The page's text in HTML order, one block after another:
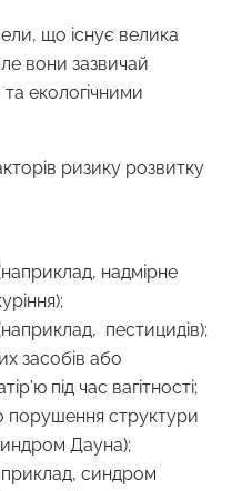
що існує велика
вони зазвичай
екологічними
ризику розвитку
надмірне
пестицидів);
засобів або
під час вагітності;
порушення структури
Дауна);
синдром